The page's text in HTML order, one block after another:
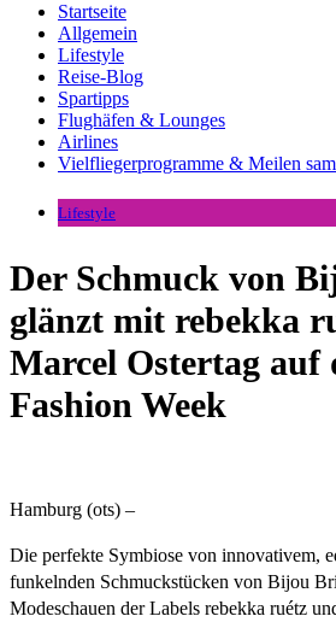
Startseite
Allgemein
Lifestyle
Reise-Blog
Spartipps
Flughäfen & Lounges
Airlines
Vielfliegerprogramme & Meilen
Lifestyle
Der Schmuck von
glänzt mit rebekka
Marcel Ostertag auf
Fashion Week
Hamburg (ots) –
Die perfekte Symbiose von innovativem,
funkelnden Schmuckstücken von Bijou
Modeschauen der Labels rebekka ruétz